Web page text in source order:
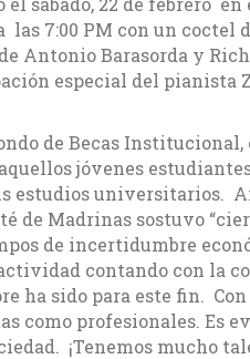
las 7:00 PM con un coctel
Antonio Barasorda y
especial del pianista
de Becas Institucional,
jóvenes
estudios universitarios.
de Madrinas sostuvo
de incertidumbre
contando con la
ha sido para este fin.
como profesionales. Es
¡Tenemos mucho